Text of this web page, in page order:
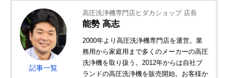
記事一覧
高圧洗浄機専門店ヒダカショップ 店長
能勢 高志
2000年より高圧洗浄機専門店を運営。業
務用から家庭用まで多くのメーカーの高圧
洗浄機を取り扱う。2012年からは自社ブ
ランドの高圧洗浄機を販売開始。お客様か